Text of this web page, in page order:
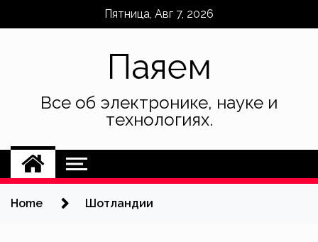
Пятница, Авг 7, 2026
Паяем
Все об электронике, науке и
технологиях.
Home Шотландии